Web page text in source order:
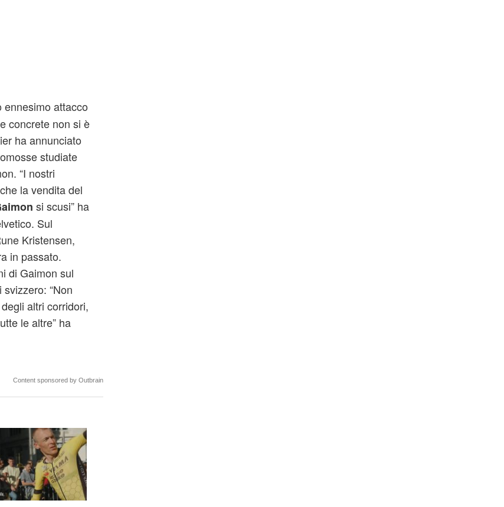
ennesimo attacco
concrete non si è
ha annunciato
studiate
“I nostri
la vendita del
si scusi” ha
Sul
Kristensen,
in passato.
di Gaimon sul
“Non
altri corridori,
le altre” ha
Content sponsored by Outbrain